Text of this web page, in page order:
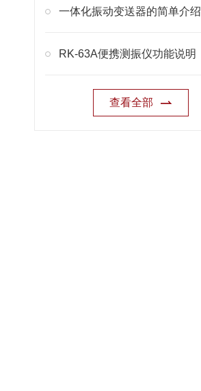
一体化振动变送器的简单介绍
RK-63A便携测振仪功能说明
查看全部